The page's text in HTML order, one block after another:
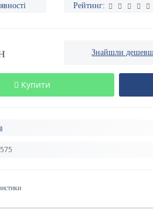
Рейтинг:
Знайшли
Купити